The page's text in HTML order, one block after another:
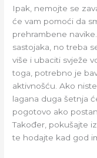
Ipak, nemojte se
će vam pomoći da
prehrambene
sastojaka, no treba
više i ubaciti svježe
toga, potrebno je
aktivnošću. Ako
lagana duga šetnja
pogotovo ako
Također, pokušajte
te hodajte kad god